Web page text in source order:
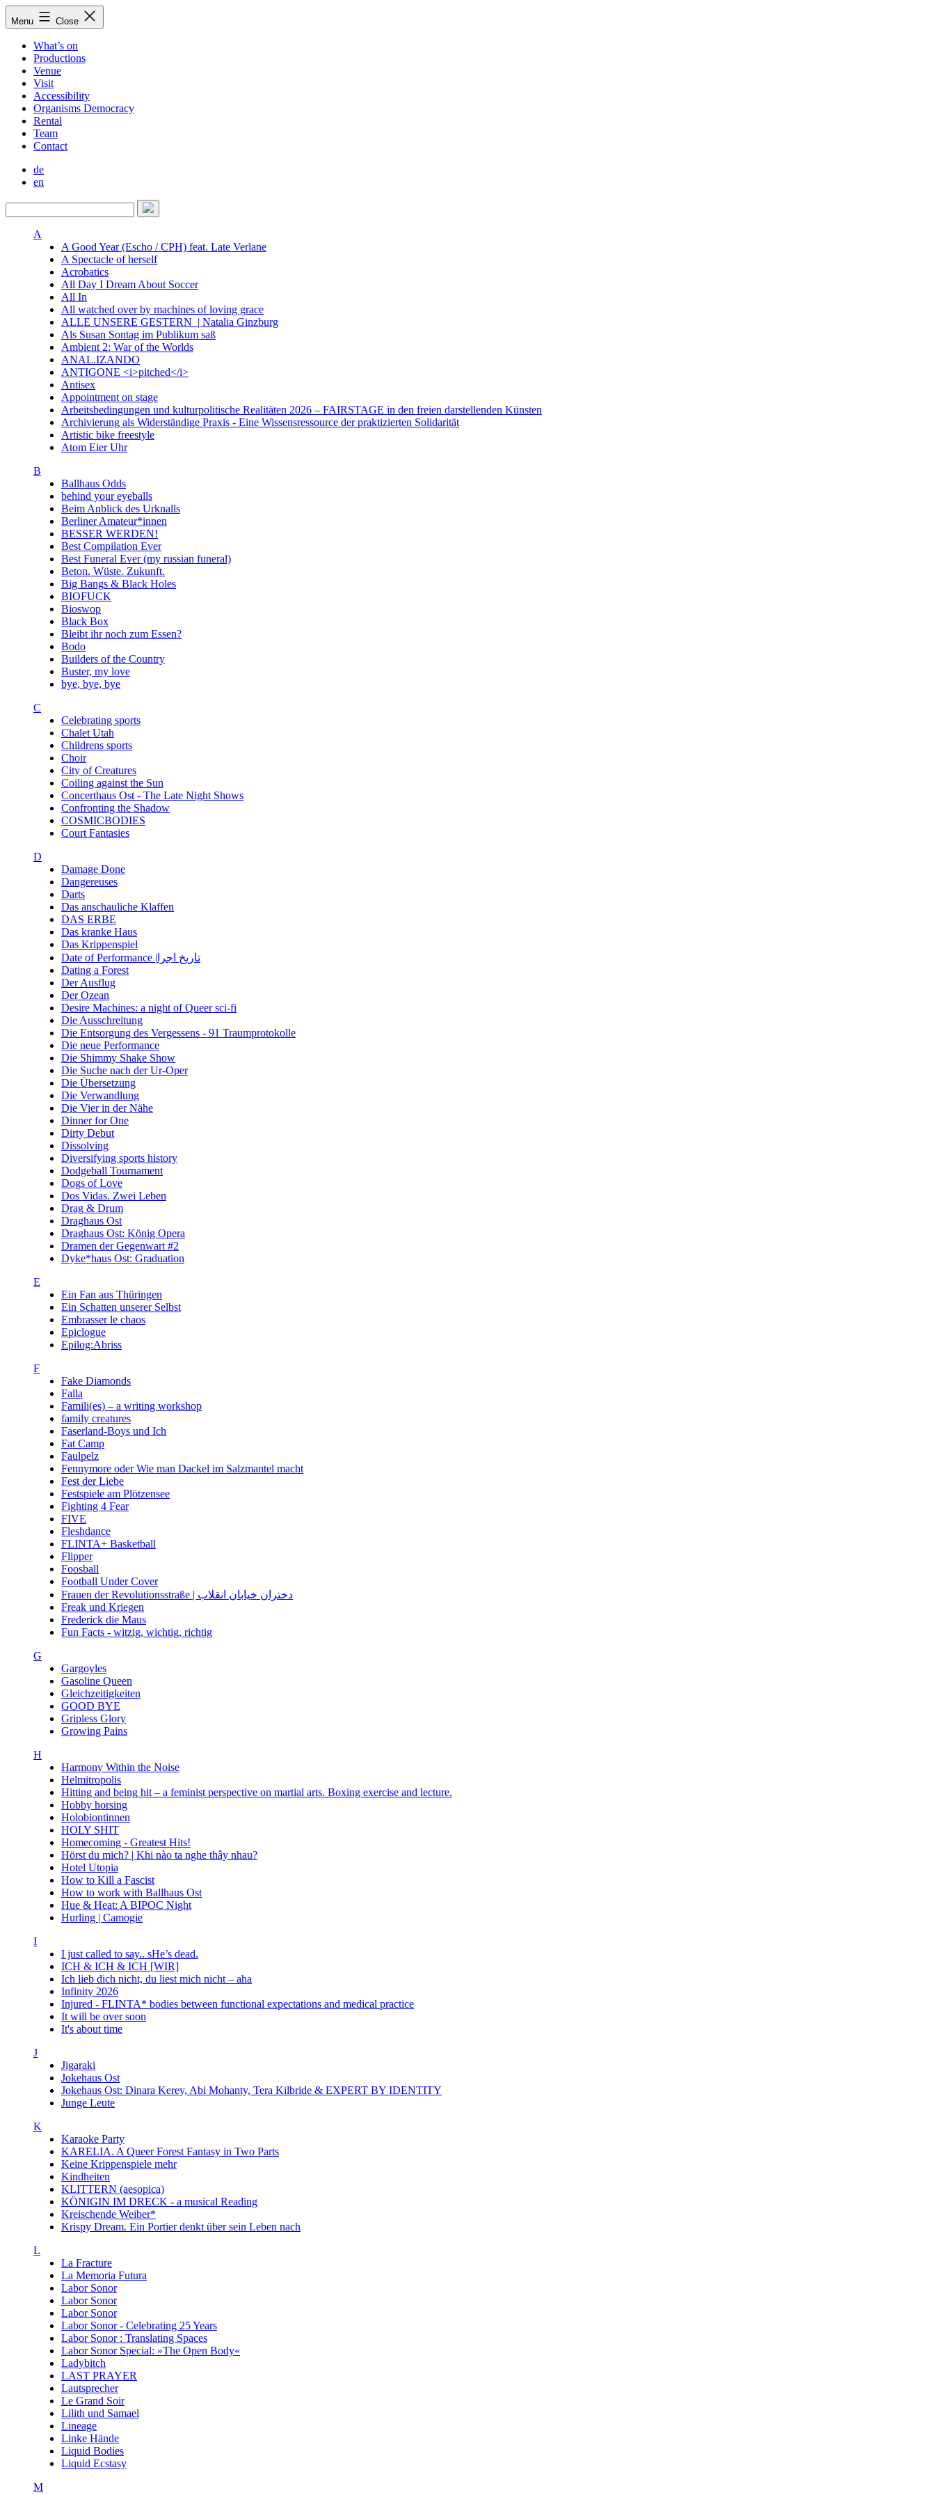
Skip
toMenu Close
What’s on
Productions
Venue
Visit
Accessibility
Organisms Democracy
Rental
Team
Contact
de
en
A
A Good Year (Escho / CPH) feat. Late Verlane
A Spectacle of herself
Acrobatics
All Day I Dream About Soccer
All In
All watched over by machines of loving grace
ALLE UNSERE GESTERN | Natalia Ginzburg
Als Susan Sontag im Publikum saß
Ambient 2: War of the Worlds
ANAL.IZANDO
ANTIGONE <i>pitched</i>
Antisex
Appointment on stage
Arbeitsbedingungen und kulturpolitische Realitäten 2026 – FAIRSTAGE in den freien darstellenden Künsten
Archivierung als Widerständige Praxis - Eine Wissensressource der praktizierten Solidarität
Artistic bike freestyle
Atom Eier Uhr
B
Ballhaus Odds
behind your eyeballs
Beim Anblick des Urknalls
Berliner Amateur*innen
BESSER WERDEN!
Best Compilation Ever
Best Funeral Ever (my russian funeral)
Beton. Wüste. Zukunft.
Big Bangs & Black Holes
BIOFUCK
Bioswop
Black Box
Bleibt ihr noch zum Essen?
Bodo
Builders of the Country
Buster, my love
bye, bye, bye
C
Celebrating sports
Chalet Utah
Childrens sports
Choir
City of Creatures
Coiling against the Sun
Concerthaus Ost - The Late Night Shows
Confronting the Shadow
COSMICBODIES
Court Fantasies
D
Damage Done
Dangereuses
Darts
Das anschauliche Klaffen
DAS ERBE
Das kranke Haus
Das Krippenspiel
Date of Performance |تاریخ اجرا
Dating a Forest
Der Ausflug
Der Ozean
Desire Machines: a night of Queer sci-fi
Die Ausschreitung
Die Entsorgung des Vergessens - 91 Traumprotokolle
Die neue Performance
Die Shimmy Shake Show
Die Suche nach der Ur-Oper
Die Übersetzung
Die Verwandlung
Die Vier in der Nähe
Dinner for One
Dirty Debut
Dissolving
Diversifying sports history
Dodgeball Tournament
Dogs of Love
Dos Vidas. Zwei Leben
Drag & Drum
Draghaus Ost
Draghaus Ost: König Opera
Dramen der Gegenwart #2
Dyke*haus Ost: Graduation
E
Ein Fan aus Thüringen
Ein Schatten unserer Selbst
Embrasser le chaos
Epiclogue
Epilog:Abriss
F
Fake Diamonds
Falla
Famili(es) – a writing workshop
family creatures
Faserland-Boys und Ich
Fat Camp
Faulpelz
Fennymore oder Wie man Dackel im Salzmantel macht
Fest der Liebe
Festspiele am Plötzensee
Fighting 4 Fear
FIVE
Fleshdance
FLINTA+ Basketball
Flipper
Foosball
Football Under Cover
Frauen der Revolutionsstraße | دختران خیابان انقلاب
Freak und Kriegen
Frederick die Maus
Fun Facts - witzig, wichtig, richtig
G
Gargoyles
Gasoline Queen
Gleichzeitigkeiten
GOOD BYE
Gripless Glory
Growing Pains
H
Harmony Within the Noise
Helmitropolis
Hitting and being hit – a feminist perspective on martial arts. Boxing exercise and lecture.
Hobby horsing
Holobiontinnen
HOLY SHIT
Homecoming - Greatest Hits!
Hörst du mich? | Khi nào ta nghe thây nhau?
Hotel Utopia
How to Kill a Fascist
How to work with Ballhaus Ost
Hue & Heat: A BIPOC Night
Hurling | Camogie
I
I just called to say.. sHe’s dead.
ICH & ICH & ICH [WIR]
Ich lieb dich nicht, du liest mich nicht – aha
Infinity 2026
Injured - FLINTA* bodies between functional expectations and medical practice
It will be over soon
It's about time
J
Jigaraki
Jokehaus Ost
Jokehaus Ost: Dinara Kerey, Abi Mohanty, Tera Kilbride & EXPERT BY IDENTITY
Junge Leute
K
Karaoke Party
KARELIA. A Queer Forest Fantasy in Two Parts
Keine Krippenspiele mehr
Kindheiten
KLITTERN (aesopica)
KÖNIGIN IM DRECK - a musical Reading
Kreischende Weiber*
Krispy Dream. Ein Portier denkt über sein Leben nach
L
La Fracture
La Memoria Futura
Labor Sonor
Labor Sonor
Labor Sonor
Labor Sonor - Celebrating 25 Years
Labor Sonor : Translating Spaces
Labor Sonor Special: »The Open Body«
Ladybitch
LAST PRAYER
Lautsprecher
Le Grand Soir
Lilith und Samael
Lineage
Linke Hände
Liquid Bodies
Liquid Ecstasy
M